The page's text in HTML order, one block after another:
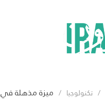
تكنولوجيا ميزة مذهلة في iPhone لمن يعانون من ضعف السمع